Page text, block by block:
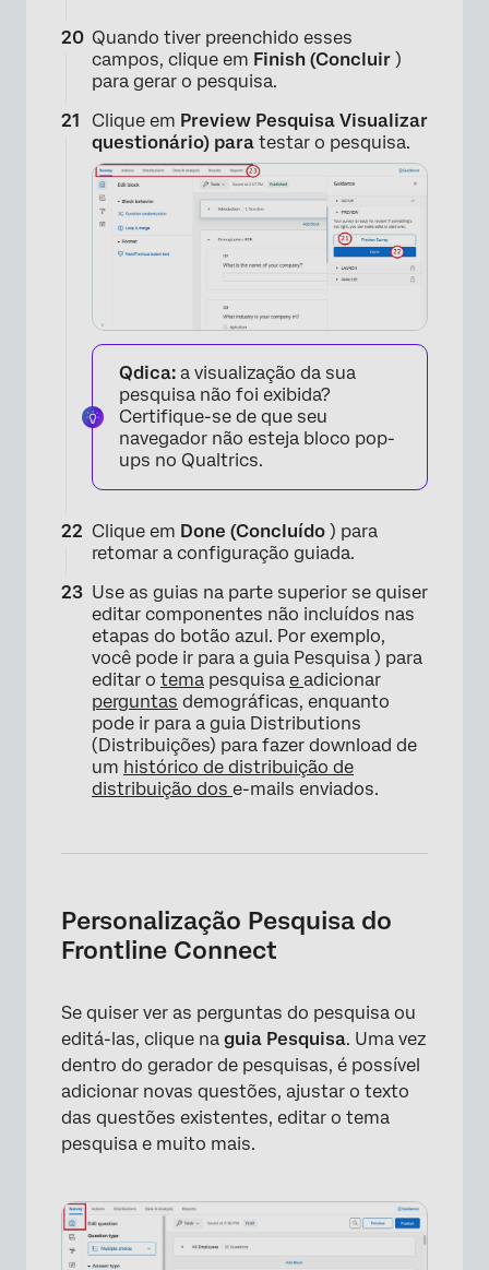
Quando tiver preenchido esses
campos, clique em Finish (Concluir )
para gerar o pesquisa.
Clique em Preview Pesquisa Visualizar
questionário) para testar o pesquisa.
Qdica: a visualização da sua
pesquisa não foi exibida?
Certifique-se de que seu
navegador não esteja bloco pop-
ups no Qualtrics.
Clique em Done (Concluído ) para
retomar a configuração guiada.
Use as guias na parte superior se quiser
editar componentes não incluídos nas
etapas do botão azul. Por exemplo,
você pode ir para a guia Pesquisa ) para
editar o tema pesquisa e adicionar
perguntas demográficas, enquanto
pode ir para a guia Distributions
(Distribuições) para fazer download de
um histórico de distribuição de
distribuição dos e-mails enviados.
Personalização Pesquisa do
Frontline Connect
Se quiser ver as perguntas do pesquisa ou
editá-las, clique na guia Pesquisa. Uma vez
dentro do gerador de pesquisas, é possível
adicionar novas questões, ajustar o texto
das questões existentes, editar o tema
pesquisa e muito mais.